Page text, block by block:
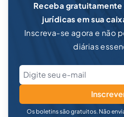
Receba gratuitamente
jurídicas em sua
Inscreva-se agora e não
diárias
Os boletins são gratuitos. Não